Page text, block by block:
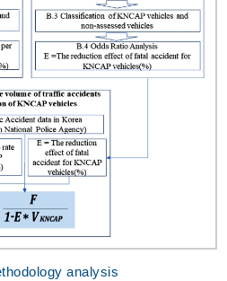
analysis